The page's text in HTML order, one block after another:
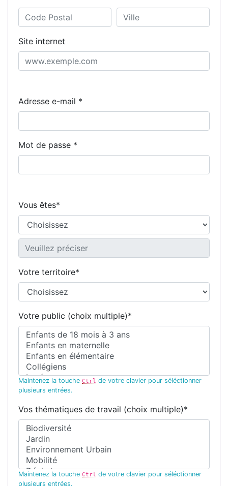
Site internet
Adresse e-mail *
Mot de passe *
Vous êtes*
Votre territoire*
Votre public (choix multiple)*
Maintenez la touche Ctrl de votre clavier pour séléctionner
plusieurs entrées.
Vos thématiques de travail (choix multiple)*
Maintenez la touche Ctrl de votre clavier pour séléctionner
plusieurs entrées.